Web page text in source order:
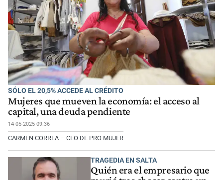
SÓLO EL 20,5% ACCEDE AL CRÉDITO
Mujeres que mueven la economía: el acceso al
capital, una deuda pendiente
14-05-2025 09:36
CARMEN CORREA – CEO DE PRO MUJER
TRAGEDIA EN SALTA
Quién era el empresario que